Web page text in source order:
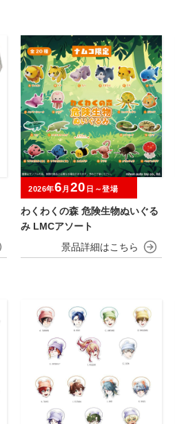
わくわくの森 危険生物ぬいぐる
み LMCアソート
2026年6 月 20 日～登場